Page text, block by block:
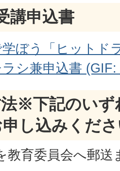
講申込書
ぼう「ヒットド
シ兼申込書
※下記のいず
申し込みくだ
教育委員会へ郵送